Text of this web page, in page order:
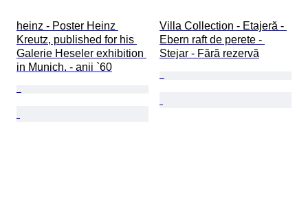
heinz - Poster Heinz
Kreutz, published for his
Galerie Heseler exhibition
in Munich. - anii `60
Villa Collection - Etajeră -
Ebern raft de perete -
Stejar - Fără rezervă